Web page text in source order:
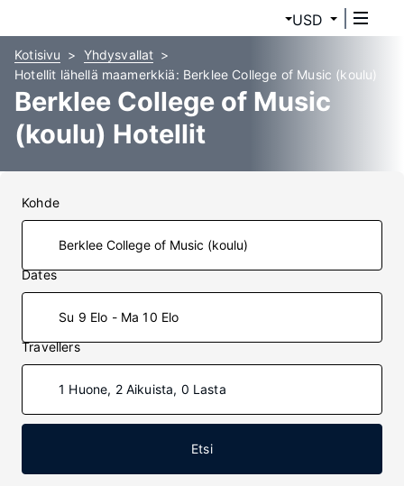
USD
Kotisivu
Yhdysvallat
Hotellit lähellä maamerkkiä: Berklee College of Music (koulu)
Berklee College of Music
(koulu) Hotellit
Kohde
Dates
Su 9 Elo - Ma 10 Elo
Travellers
1 Huone, 2 Aikuista, 0 Lasta
Etsi